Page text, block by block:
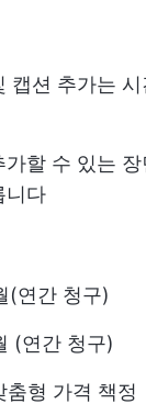
캡션 추가는
가할 수 있는
니다
(연간 청구)
(연간 청구)
춤형 가격 책정